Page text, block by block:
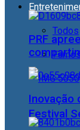
Todos
Festival
PRF
Inovação